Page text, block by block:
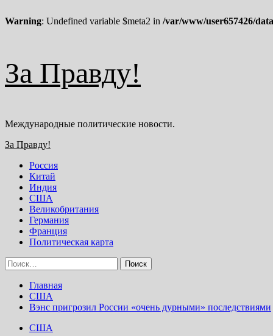
Warning: Undefined variable $meta2 in /var/www/user657426/
к
содержимому
За Правду!
Международные политические новости.
Основное
За Правду!
Россия
Китай
Индия
США
Великобритания
Германия
Франция
Политическая карта
Найти:
Главная
США
Вэнс пригрозил России «очень дурными» последствиями
США